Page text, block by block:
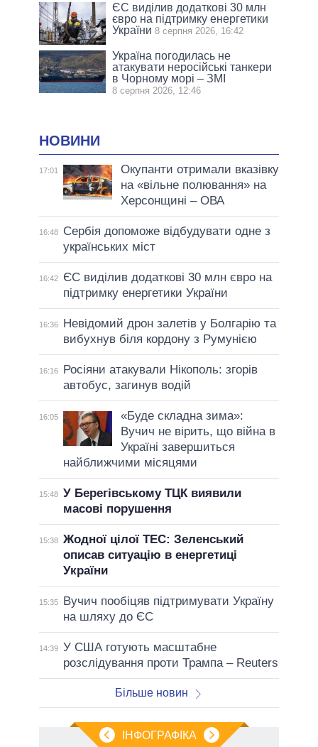
ЄС виділив додаткові 30 млн
євро на підтримку енергетики
України 8 серпня 2026, 16:42
Україна погодилась не
атакувати неросійські танкери
в Чорному морі – ЗМІ
8 серпня 2026, 12:46
НОВИНИ
17:01
Окупанти отримали вказівку
на «вільне полювання» на
Херсонщині – ОВА
16:48
Сербія допоможе відбудувати одне з
українських міст
16:42
ЄС виділив додаткові 30 млн євро на
підтримку енергетики України
16:36
Невідомий дрон залетів у Болгарію та
вибухнув біля кордону з Румунією
16:16
Росіяни атакували Нікополь: згорів
автобус, загинув водій
16:05
«Буде складна зима»:
Вучич не вірить, що війна в
Україні завершиться
найближчими місяцями
15:48 У Берегівському ТЦК виявили
масові порушення
15:38 Жодної цілої ТЕС: Зеленський
описав ситуацію в енергетиці
України
15:35
Вучич пообіцяв підтримувати Україну
на шляху до ЄС
14:39 У США готують масштабне
розслідування проти Трампа – Reuters
Більше новин
ІНФОГРАФІКА